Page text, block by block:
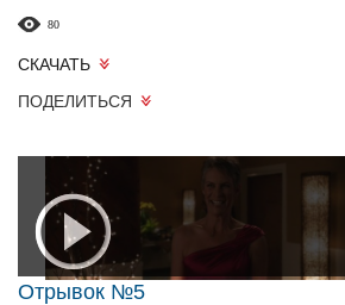
80
СКАЧАТЬ
ПОДЕЛИТЬСЯ
Отрывок №5